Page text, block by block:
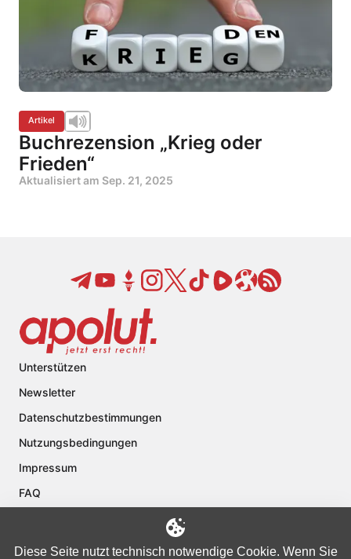
Artikel
Buchrezension „Krieg oder
Frieden“
Aktualisiert am Sep. 21, 2025
Unterstützen
Newsletter
Datenschutzbestimmungen
Nutzungsbedingungen
Impressum
FAQ
Diese Seite nutzt technisch notwendige Cookie. Wenn Sie